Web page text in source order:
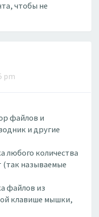
чтобы не
pm
файлов и
и другие
любого количества
(так называемые
файлов из
клавише мышки,